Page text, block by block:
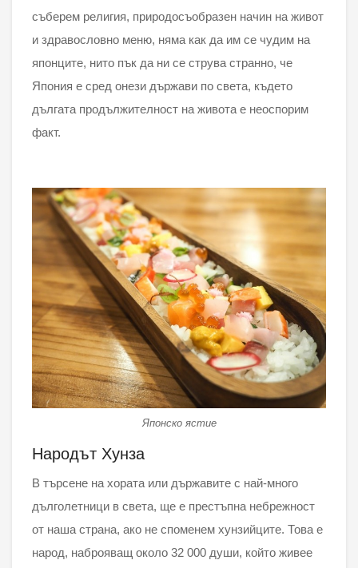
съберем религия, природосъобразен начин на живот
и здравословно меню, няма как да им се чудим на
японците, нито пък да ни се струва странно, че
Япония е сред онези държави по света, където
дългата продължителност на живота е неоспорим
факт.
Японско ястие
Народът Хунза
В търсене на хората или държавите с най-много
дълголетници в света, ще е престъпна небрежност
от наша страна, ако не споменем хунзийците. Това е
народ, наброяващ около 32 000 души, който живее